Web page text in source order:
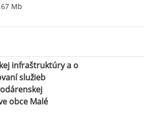
Mb
infraštruktúry a o
služieb
obce Malé